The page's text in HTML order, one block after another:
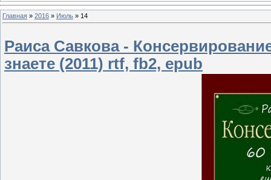
Главная » 2016 » Июль » 14
Раиса Савкова -
знаете (2011) rtf, fb2, epub